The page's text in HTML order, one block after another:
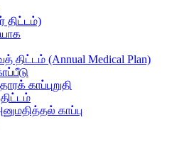
திட்டம்)
திட்டம் (Annual Medical Plan)
காப்புறுதி
காப்பு